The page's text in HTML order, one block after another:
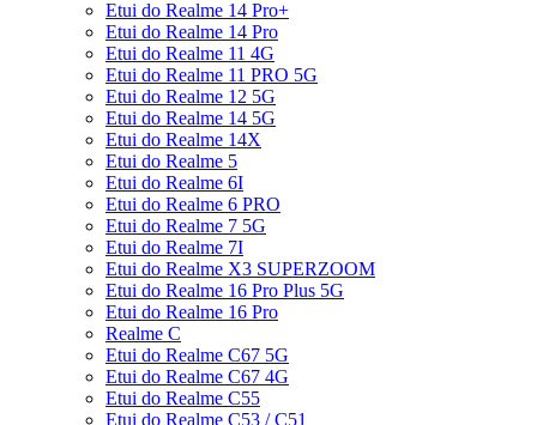
Etui do Realme 14 Pro+
Etui do Realme 14 Pro
Etui do Realme 11 4G
Etui do Realme 11 PRO 5G
Etui do Realme 12 5G
Etui do Realme 14 5G
Etui do Realme 14X
Etui do Realme 5
Etui do Realme 6I
Etui do Realme 6 PRO
Etui do Realme 7 5G
Etui do Realme 7I
Etui do Realme X3 SUPERZOOM
Etui do Realme 16 Pro Plus 5G
Etui do Realme 16 Pro
Realme C
Etui do Realme C67 5G
Etui do Realme C67 4G
Etui do Realme C55
Etui do Realme C53 / C51